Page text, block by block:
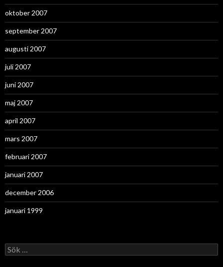
oktober 2007
september 2007
augusti 2007
juli 2007
juni 2007
maj 2007
april 2007
mars 2007
februari 2007
januari 2007
december 2006
januari 1999
Sök
efter: